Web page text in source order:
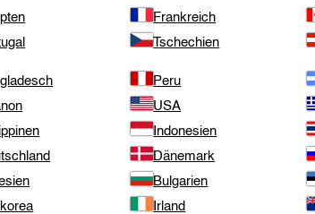
Frankreich
Tschechien
Peru
USA
Indonesien
Dänemark
Bulgarien
Irland